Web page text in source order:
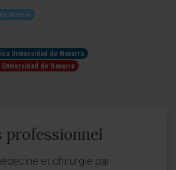
Madrid
Universidad de Navarra
de Navarra
professionnel
et chirurgie par